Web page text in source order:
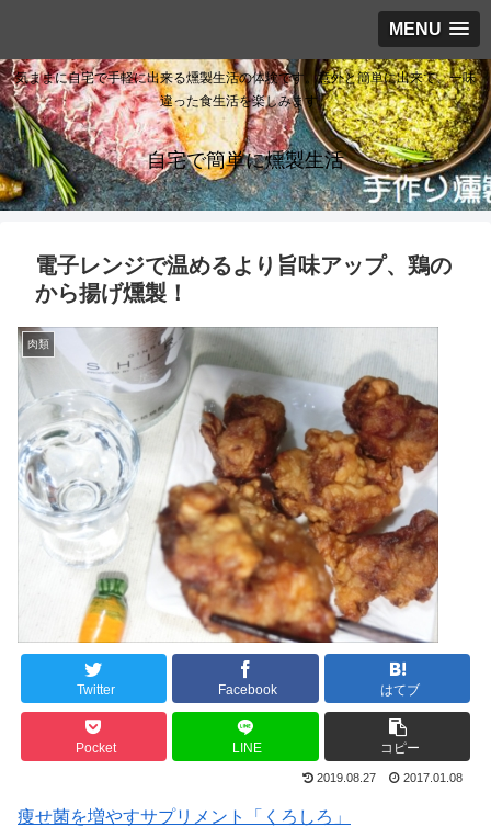
MENU
気ままに自宅で手軽に出来る燻製生活の体験です。意外と簡単に出来て、一味
違った食生活を楽しみます。
自宅で簡単に燻製生活
電子レンジで温めるより旨味アップ、鶏の
から揚げ燻製！
肉類
Twitter Facebook はてブ
Pocket LINE コピー
2019.08.27 2017.01.08
痩せ菌を増やすサプリメント「くろしろ」